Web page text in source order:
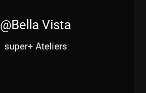
@Bella Vista
super+ Ateliers